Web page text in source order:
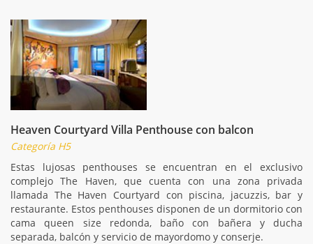
Heaven Courtyard Villa Penthouse con balcon
Categoría H5
Estas lujosas penthouses se encuentran en el exclusivo
complejo The Haven, que cuenta con una zona privada
llamada The Haven Courtyard con piscina, jacuzzis, bar y
restaurante. Estos penthouses disponen de un dormitorio con
cama queen size redonda, baño con bañera y ducha
separada, balcón y servicio de mayordomo y conserje.